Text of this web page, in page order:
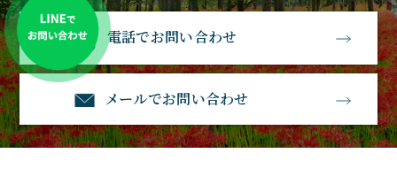
電話でお問い合わせ
メールでお問い合わせ